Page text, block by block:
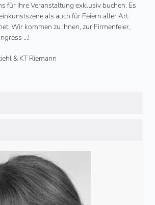
für Ihre Veranstaltung exklusiv buchen. Es
als auch für Feiern aller Art
Wir kommen zu Ihnen, zur Firmenfeier,
…!
& KT Riemann